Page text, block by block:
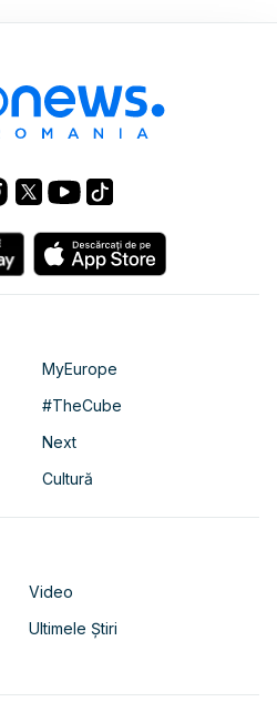
MyEurope
#TheCube
Next
Cultură
Video
Ultimele Știri